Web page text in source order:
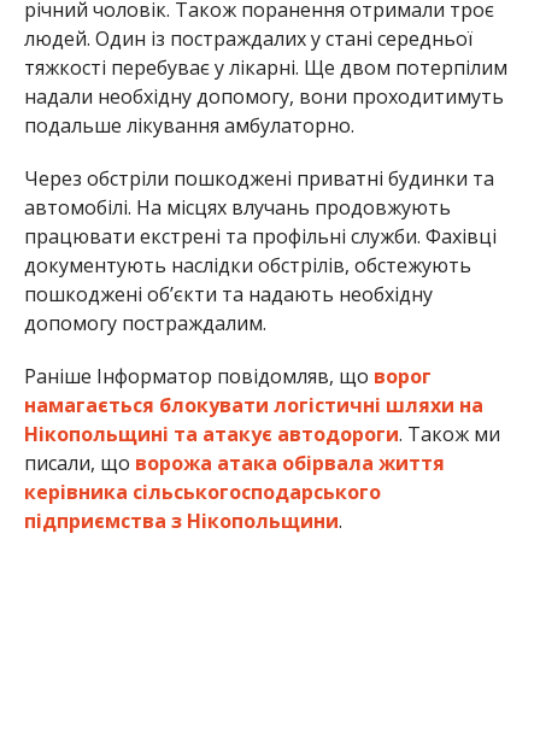
Раніше Інформатор повідомляв, що ворог
намагається блокувати логістичні шляхи на
Нікопольщині та атакує автодороги. Також ми
писали, щоворожа атака обірвала життя
підприємства з Нікопольщини.